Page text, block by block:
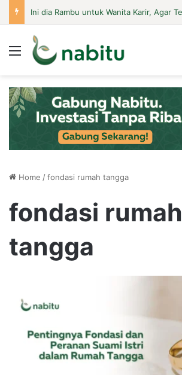
Menu
Home /fondasi rumah tangga
fondasi rumah
tangga